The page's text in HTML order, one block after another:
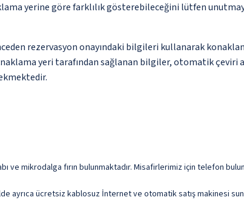
yerine göre farklılık gösterebileceğini lütfen
rezervasyon onayındaki bilgileri kullanarak
yeri tarafından sağlanan bilgiler, otomatik
ve mikrodalga fırın bulunmaktadır. Misafirlerimiz için telefon
ayrıca ücretsiz kablosuz İnternet ve otomatik satış makinesi